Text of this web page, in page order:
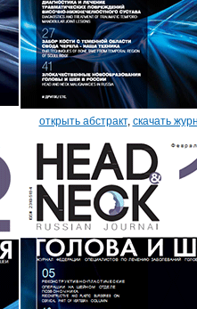
открыть абстракт, скачать